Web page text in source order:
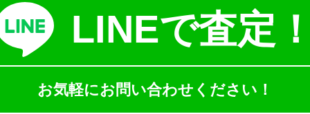
LINEで査定
お気軽にお問い合わせください！